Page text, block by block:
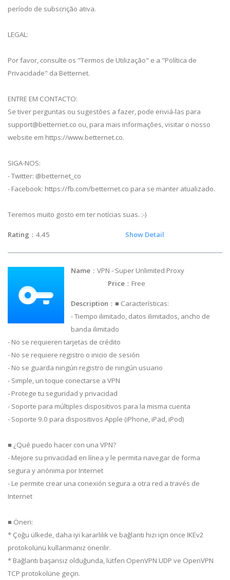
período de subscrição ativa.
LEGAL:
Por favor, consulte os "Termos de Utilização" e a "Política de
Privacidade" da Betternet.
ENTRE EM CONTACTO:
Se tiver perguntas ou sugestões a fazer, pode enviá-las para
support@betternet.co ou, para mais informações, visitar o nosso
website em https://www.betternet.co.
SIGA-NOS:
- Twitter: @betternet_co
- Facebook: https://fb.com/betternet.co para se manter atualizado.
Teremos muito gosto em ter notícias suas. :-)
Rating ：4.45 Show Detail
Name ：VPN - Super Unlimited Proxy
Price ：Free
Description ：■ Características:
- Tiempo ilimitado, datos ilimitados, ancho de
banda ilimitado
- No se requieren tarjetas de crédito
- No se requiere registro o inicio de sesión
- No se guarda ningún registro de ningún usuario
- Simple, un toque conectarse a VPN
- Protege tu seguridad y privacidad
- Soporte para múltiples dispositivos para la misma cuenta
- Soporte 9.0 para dispositivos Apple (iPhone, iPad, iPod)
■ ¿Qué puedo hacer con una VPN?
- Mejore su privacidad en línea y le permita navegar de forma
segura y anónima por Internet
- Le permite crear una conexión segura a otra red a través de
Internet
■ Öneri:
* Çoğu ülkede, daha iyi kararlılık ve bağlantı hızı için önce IKEv2
protokolünü kullanmanız önerilir.
* Bağlantı başarısız olduğunda, lütfen OpenVPN UDP ve OpenVPN
TCP protokolüne geçin.